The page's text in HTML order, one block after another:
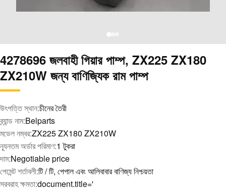
4278696 জলবাহী গিয়ার পাম্প, ZX225 ZX180
ZX210W জন্য বাণিজ্যিক রাম পাম্প
উৎপত্তি স্থান:চীনের তৈরী
ব্র্যান্ড নাম:Belparts
মডেল নম্বর:ZX225 ZX180 ZX210W
ন্যূনতম অর্ডার পরিমাণ:1 টুকরা
দাম:Negotiable price
পেমেন্ট শর্তাবলী:টি / টি, পেপাল এবং আলিবাবার বাণিজ্য নিশ্চয়তা
সরবরাহ ক্ষমতা:document.title='